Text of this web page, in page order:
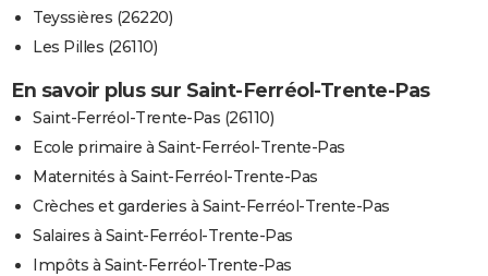
Teyssières (26220)
Les Pilles (26110)
En savoir plus sur Saint-Ferréol-Trente-Pas
Saint-Ferréol-Trente-Pas (26110)
Ecole primaire à Saint-Ferréol-Trente-Pas
Maternités à Saint-Ferréol-Trente-Pas
Crèches et garderies à Saint-Ferréol-Trente-Pas
Salaires à Saint-Ferréol-Trente-Pas
Impôts à Saint-Ferréol-Trente-Pas